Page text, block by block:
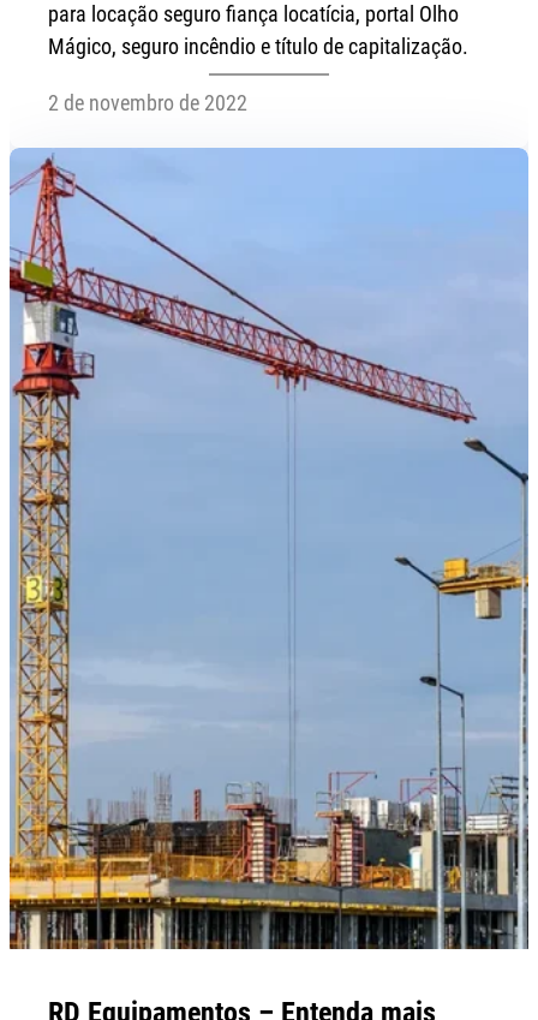
para locação seguro fiança locatícia, portal Olho
Mágico, seguro incêndio e título de capitalização.
2 de novembro de 2022
RD Equipamentos – Entenda mais